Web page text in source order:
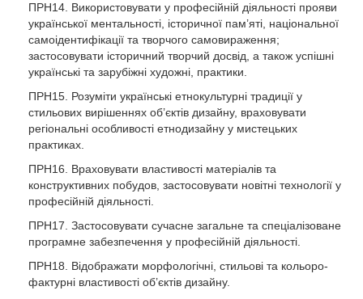
ПРН14. Використовувати у професійній діяльності прояви
української ментальності, історичної пам’яті, національної
самоідентифікації та творчого самовираження;
застосовувати історичний творчий досвід, а також успішні
українські та зарубіжні художні, практики.
ПРН15. Розуміти українські етнокультурні традиції у
стильових вирішеннях об’єктів дизайну, враховувати
регіональні особливості етнодизайну у мистецьких
практиках.
ПРН16. Враховувати властивості матеріалів та
конструктивних побудов, застосовувати новітні технології у
професійній діяльності.
ПРН17. Застосовувати сучасне загальне та спеціалізоване
програмне забезпечення у професійній діяльності.
ПРН18. Відображати морфологічні, стильові та кольоро-
фактурні властивості об’єктів дизайну.